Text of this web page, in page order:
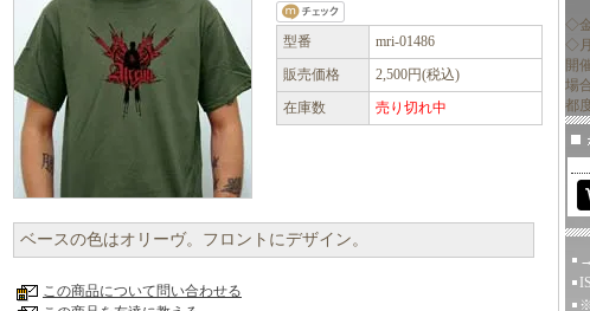
型番
mri-01486
販売価格
2,500円(税込)
在庫数
売り切れ中
ベースの色はオリーヴ。フロントにデザイン。
この商品について問い合わせる
◇
◇
開
場
都